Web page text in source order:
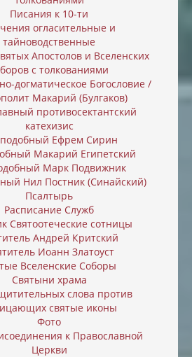
Писания к 10-ти
огласительные и
тайноводственные
Апостолов и Вселенских
с толкованиями
догматическое Богословие /
Макарий (Булгаков)
противосектантский
катехизис
Ефрем Сирин
Макарий Египетский
Марк Подвижник
Нил Постник (Синайский)
Псалтырь
Расписание Служб
Святоотеческие сотницы
Андрей Критский
Иоанн Златоуст
Вселенские Соборы
Святыни храма
слова против
святые иконы
Фото
к Православной
Церкви